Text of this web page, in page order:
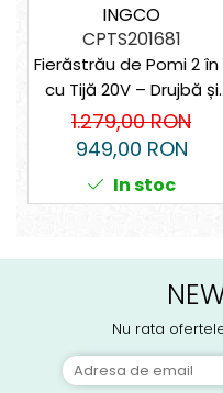
INGCO
CPTS201681
Fierăstrău de Pomi 2 în
cu Tijă 20V – Drujbă și
Tăietoare de Gard Viu,
Lungime 2.4m,
Acumulator Litiu
1.279,00 RON
949,00 RON
In stoc
Nu rata